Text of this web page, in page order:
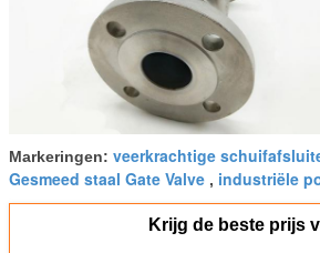
Markeringen: veerkrachtige
Gesmeed staal Gate Valve , industriële
Krijg de beste prijs